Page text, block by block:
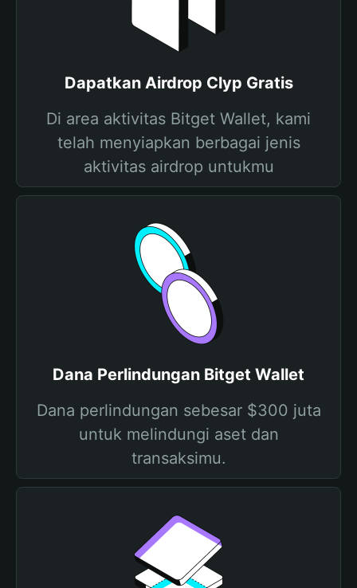
Dapatkan Airdrop Clyp Gratis
Di area aktivitas Bitget Wallet, kami
telah menyiapkan berbagai jenis
aktivitas airdrop untukmu
Dana Perlindungan Bitget Wallet
Dana perlindungan sebesar $300 juta
untuk melindungi aset dan
transaksimu.